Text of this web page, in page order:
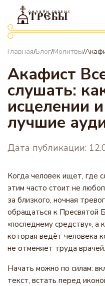
онлайн сервис
ТРЕБЫ
Главная/Блог/Молитвы/
Акафист
слушать:
исцелении
лучшие
Дата публикации:
Когда человек ищет, где
этим часто стоит не
за близкого, ночная
обращаться к Пресвятой
«последнему средству», а
которая ведёт человека
не отменяет труда врачей.
Начать можно по силам:
текст, встать перед